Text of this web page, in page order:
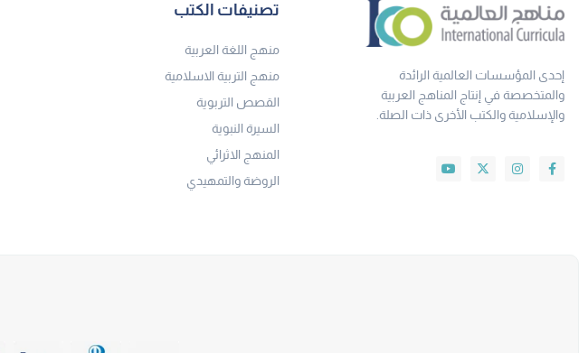
إحدى المؤسسات العالمية الرائدة
والمتخصصة في إنتاج المناهج العربية
والإسلامية والكتب الأخرى ذات الصلة.
تصنيفات الكتب
منهج اللغة العربية
منهج التربية الاسلامية
القصص التربوية
السيرة النبوية
المنهج الاثرائي
الروضة والتمهيدي